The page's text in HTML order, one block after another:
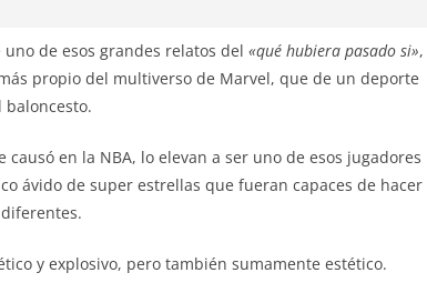
de esos grandes relatos del «qué hubiera pasado si»,
propio del multiverso de Marvel, que de un deporte
baloncesto.
en la NBA, lo elevan a ser uno de esos jugadores
ávido de super estrellas que fueran capaces de hacer
y explosivo, pero también sumamente estético.